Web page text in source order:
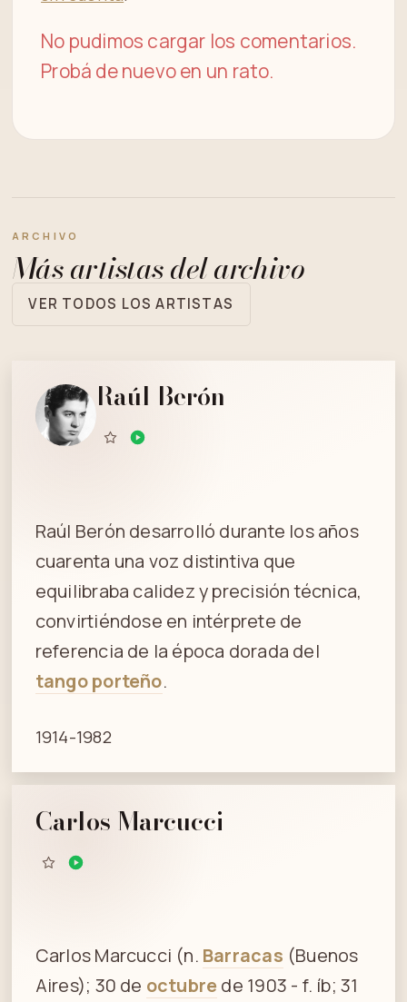
No pudimos cargar los comentarios.
Probá de nuevo en un rato.
ARCHIVO
Más artistas del archivo
VER TODOS LOS ARTISTAS
Raúl Berón
Raúl Berón desarrolló durante los años
cuarenta una voz distintiva que
equilibraba calidez y precisión técnica,
convirtiéndose en intérprete de
referencia de la época dorada del
tango porteño.
1914-1982
Carlos Marcucci
Carlos Marcucci (n. Barracas (Buenos
Aires); 30 de octubre de 1903 - f. íb; 31